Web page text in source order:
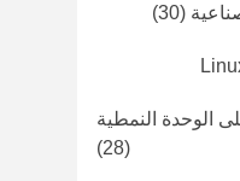
(30)
الوحدة النمطية
(28)